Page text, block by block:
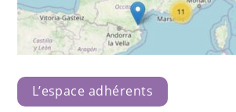
L’espace adhérents